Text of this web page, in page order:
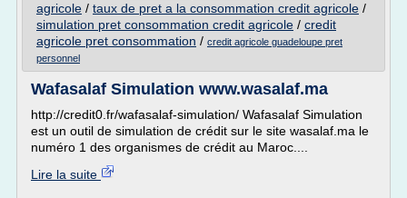
agricole / taux de pret a la consommation credit agricole /
simulation pret consommation credit agricole / credit
agricole pret consommation / credit agricole guadeloupe pret
personnel
Wafasalaf Simulation www.wasalaf.ma
http://credit0.fr/wafasalaf-simulation/ Wafasalaf Simulation
est un outil de simulation de crédit sur le site wasalaf.ma le
numéro 1 des organismes de crédit au Maroc....
Lire la suite